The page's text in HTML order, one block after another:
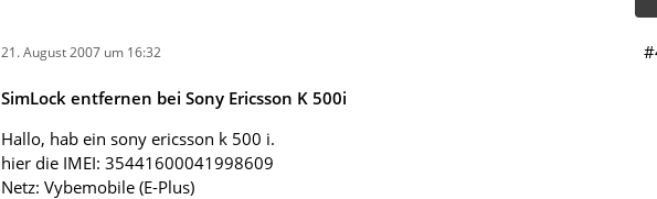
21. August 2007 um 16:32
SimLock entfernen bei Sony Ericsson K 500i
Hallo, hab ein sony ericsson k 500 i.
hier die IMEI: 35441600041998609
Netz: Vybemobile (E-Plus)